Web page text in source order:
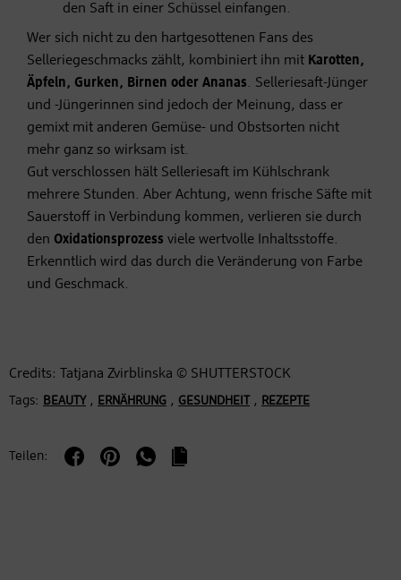
den Saft in einer Schüssel einfangen.
Wer sich nicht zu den hartgesottenen Fans des
Selleriegeschmacks zählt, kombiniert ihn mit Karotten,
Äpfeln, Gurken, Birnen oder Ananas. Selleriesaft-Jünger
und -Jüngerinnen sind jedoch der Meinung, dass er
gemixt mit anderen Gemüse- und Obstsorten nicht
mehr ganz so wirksam ist.
Gut verschlossen hält Selleriesaft im Kühlschrank
mehrere Stunden. Aber Achtung, wenn frische Säfte mit
Sauerstoff in Verbindung kommen, verlieren sie durch
den Oxidationsprozess viele wertvolle Inhaltsstoffe.
Erkenntlich wird das durch die Veränderung von Farbe
und Geschmack.
Credits: Tatjana Zvirblinska © SHUTTERSTOCK
Tags: BEAUTY, ERNÄHRUNG , GESUNDHEIT, REZEPTE
Teilen: